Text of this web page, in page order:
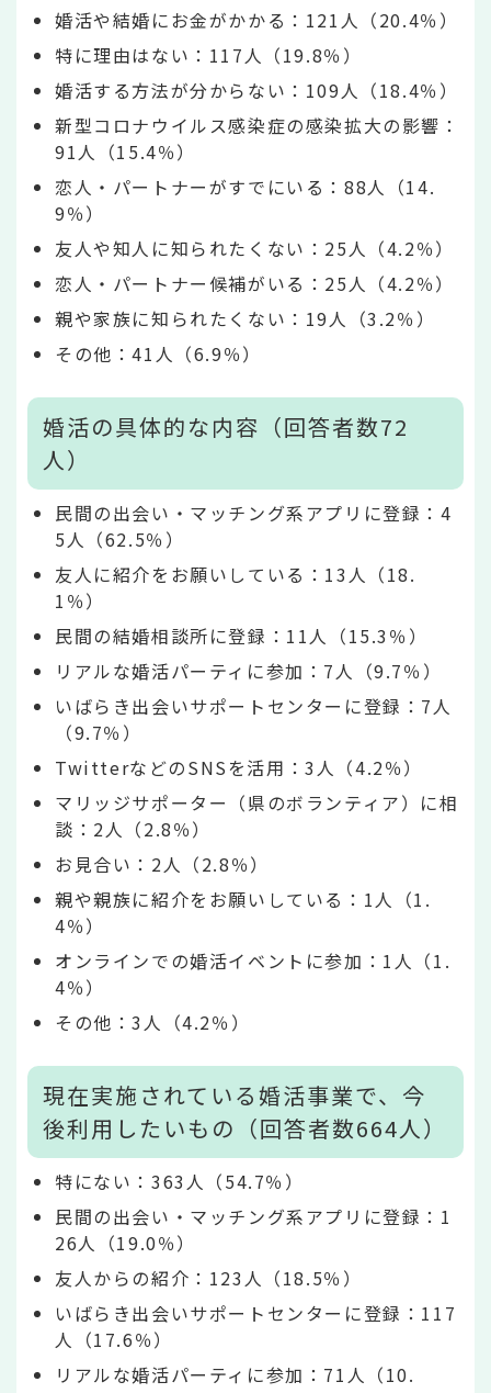
婚活や結婚にお金がかかる：121人（20.4％）
特に理由はない：117人（19.8％）
婚活する方法が分からない：109人（18.4％）
新型コロナウイルス感染症の感染拡大の影響：
91人（15.4％）
恋人・パートナーがすでにいる：88人（14.
9％）
友人や知人に知られたくない：25人（4.2％）
恋人・パートナー候補がいる：25人（4.2％）
親や家族に知られたくない：19人（3.2％）
その他：41人（6.9％）
婚活の具体的な内容（回答者数72
人）
民間の出会い・マッチング系アプリに登録：4
5人（62.5％）
友人に紹介をお願いしている：13人（18.
1％）
民間の結婚相談所に登録：11人（15.3％）
リアルな婚活パーティに参加：7人（9.7％）
いばらき出会いサポートセンターに登録：7人
（9.7％）
TwitterなどのSNSを活用：3人（4.2％）
マリッジサポーター（県のボランティア）に相
談：2人（2.8％）
お見合い：2人（2.8％）
親や親族に紹介をお願いしている：1人（1.
4％）
オンラインでの婚活イベントに参加：1人（1.
4％）
その他：3人（4.2％）
現在実施されている婚活事業で、今
後利用したいもの（回答者数664人）
特にない：363人（54.7％）
民間の出会い・マッチング系アプリに登録：1
26人（19.0％）
友人からの紹介：123人（18.5％）
いばらき出会いサポートセンターに登録：117
人（17.6％）
リアルな婚活パーティに参加：71人（10.